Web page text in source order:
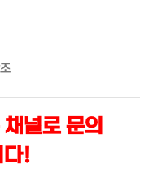
널로 문의
다!